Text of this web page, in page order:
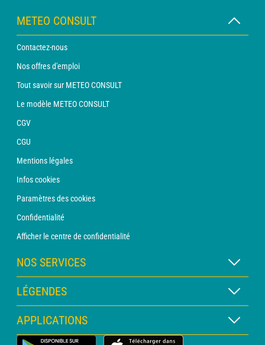
METEO CONSULT
Contactez-nous
Nos offres d'emploi
Tout savoir sur METEO CONSULT
Le modèle METEO CONSULT
CGV
CGU
Mentions légales
Infos cookies
Paramètres des cookies
Confidentialité
Afficher le centre de confidentialité
NOS SERVICES
Abonnement METEO Xpert
Abonnement METEO PRO
Consultation avec un prévisionniste
LÉGENDES
Légende des cartes
Légende des pictogrammes
APPLICATIONS